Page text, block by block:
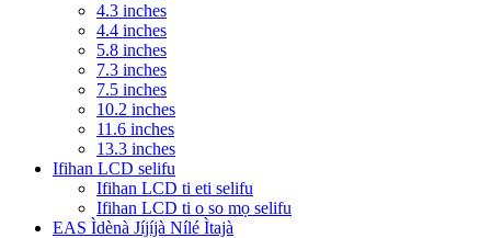
4.3 inches
4.4 inches
5.8 inches
7.3 inches
7.5 inches
10.2 inches
11.6 inches
13.3 inches
Ifihan LCD selifu
Ifihan LCD ti eti selifu
Ifihan LCD ti o so mọ selifu
EAS Ìdènà Jíjíjà Nílé Ìtajà